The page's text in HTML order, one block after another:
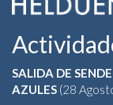
SALIDA DE
AZULES (28